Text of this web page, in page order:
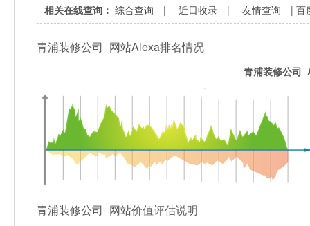
相关在线查询： 综合查询 |近日收录 |友情查询 |百
青浦装修公司_网站Alexa排名情况
青浦装修公司
青浦装修公司_网站价值评估说明